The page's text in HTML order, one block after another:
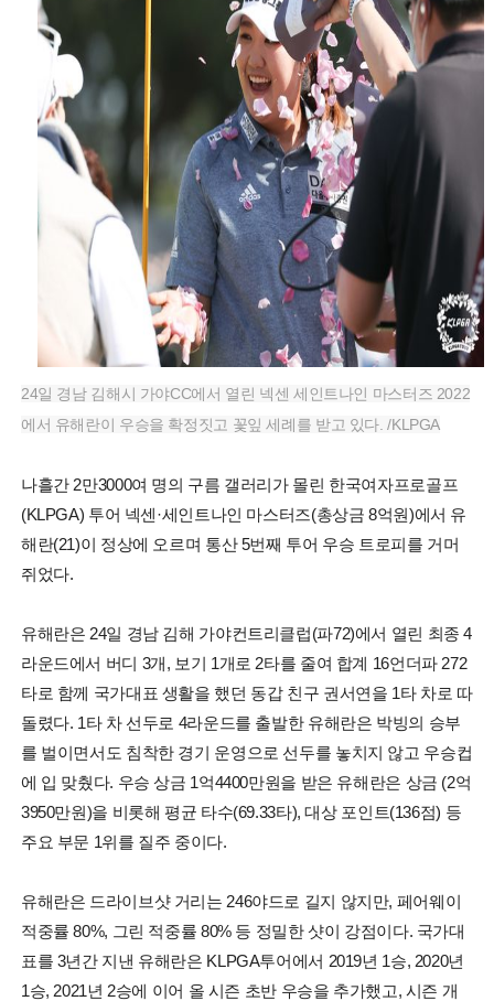
24일 경남 김해시 가야CC에서 열린 넥센 세인트나인 마스터즈 2022
에서 유해란이 우승을 확정짓고 꽃잎 세례를 받고 있다. /KLPGA
나흘간 2만3000여 명의 구름 갤러리가 몰린 한국여자프로골프
(KLPGA) 투어 넥센·세인트나인 마스터즈(총상금 8억원)에서 유
해란(21)이 정상에 오르며 통산 5번째 투어 우승 트로피를 거머
쥐었다.
유해란은 24일 경남 김해 가야컨트리클럽(파72)에서 열린 최종 4
라운드에서 버디 3개, 보기 1개로 2타를 줄여 합계 16언더파 272
타로 함께 국가대표 생활을 했던 동갑 친구 권서연을 1타 차로 따
돌렸다. 1타 차 선두로 4라운드를 출발한 유해란은 박빙의 승부
를 벌이면서도 침착한 경기 운영으로 선두를 놓치지 않고 우승컵
에 입 맞췄다. 우승 상금 1억4400만원을 받은 유해란은 상금 (2억
3950만원)을 비롯해 평균 타수(69.33타), 대상 포인트(136점) 등
주요 부문 1위를 질주 중이다.
유해란은 드라이브샷 거리는 246야드로 길지 않지만, 페어웨이
적중률 80%, 그린 적중률 80% 등 정밀한 샷이 강점이다. 국가대
표를 3년간 지낸 유해란은 KLPGA투어에서 2019년 1승, 2020년
1승, 2021년 2승에 이어 올 시즌 초반 우승을 추가했고, 시즌 개